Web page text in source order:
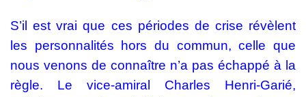
S’il est vrai que ces périodes de crise révèlent
les personnalités hors du commun, celle que
nous venons de connaître n’a pas échappé à la
règle. Le vice-amiral Charles Henri-Garié,